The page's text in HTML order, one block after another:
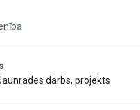
darbs, projekts